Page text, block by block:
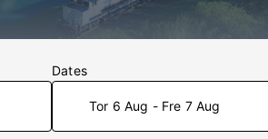
Dates
Tor 6 Aug - Fre 7 Aug